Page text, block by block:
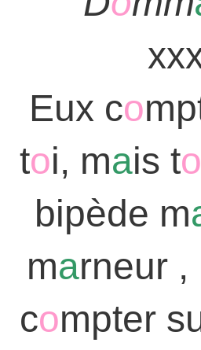
Eux co
toi, mais to
bipède m
marneur ,
compter